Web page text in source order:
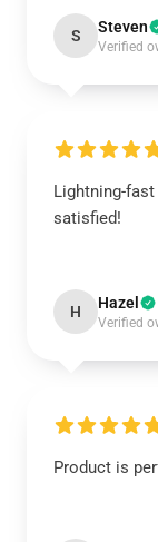
S Steven
Verified
Lightning-
satisfied!
H Hazel
Verified
Product is